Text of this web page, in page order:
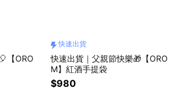
【ORO
快速出貨
快速出貨｜父親節快樂🎁【ORO
M】紅酒手提袋
$980